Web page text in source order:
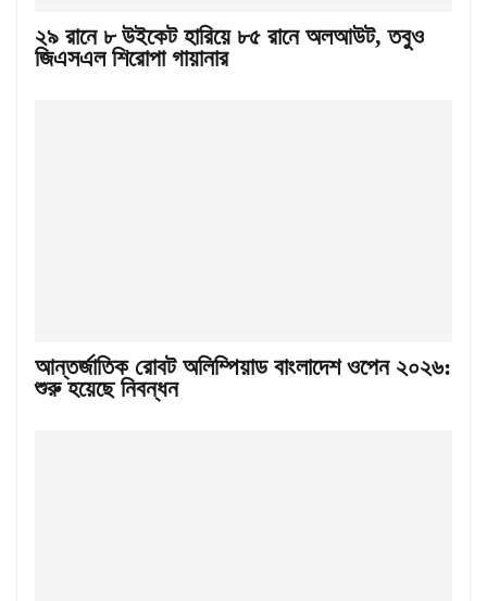
২৯ রানে ৮ উইকেট হারিয়ে ৮৫ রানে অলআউট, তবুও
জিএসএল শিরোপা গায়ানার
আন্তর্জাতিক রোবট অলিম্পিয়াড বাংলাদেশ ওপেন ২০২৬:
শুরু হয়েছে নিবন্ধন